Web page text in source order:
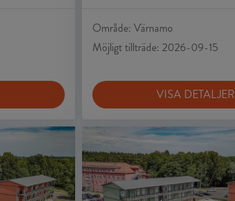
Område: Värnamo
Möjligt tillträde: 2026-09-15
VISA DETALJER